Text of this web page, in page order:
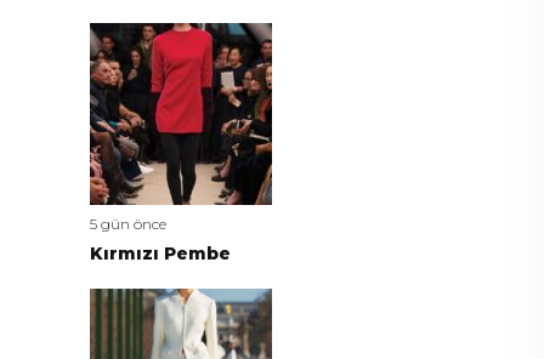
5 gün önce
Kırmızı Pembe